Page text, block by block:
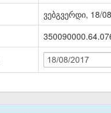
ვებგვერდი, 18/
18/08/2017